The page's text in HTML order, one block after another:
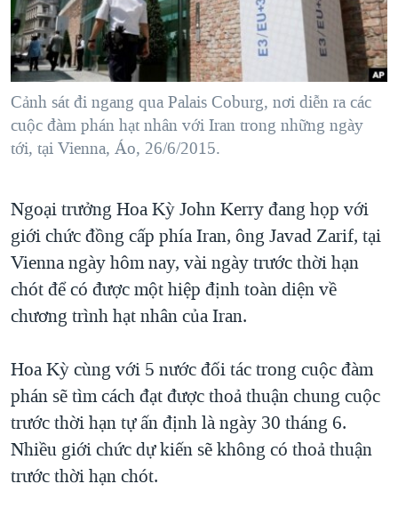
"Tìm"NGƯỜI VIỆT HẢI NGOẠI
ĐỜI SỐNG
KINH TẾ
SỨC KHOẺ
THỂ THAO
GIÁO DỤC
TẠI
HÀNH TRÌNH BẦU CỬ 2024
MỘT NĂM CHIẾN TRANH TẠI DẢI GAZA
GIẢI MÃ VÀNH ĐAI & CON ĐƯỜNG
NGÀY TỊ NẠN THẾ GIỚI
CHI PHÍ CHIẾN TRANH AFGHANISTAN
CÁC GIÁ TRỊ CỘNG HÒA Ở VIỆT NAM
THƯỢNG ĐỈNH TRUMP-KIM TẠI VIỆT NAM
TRỊNH VĨNH BÌNH VS. CHÍNH PHỦ VIỆT NAM
BÊN KIA QUỐC LỘ: TIẾNG VỌNG TỪ NÔNG THÔN MỸ
QUAN HỆ VIỆT MỸ
VIDEO
NGHE
MẠNG XÃ HỘI
Cảnh sát đi ngang qua Palais Coburg, nơi diễn ra các
cuộc đàm phán hạt nhân với Iran trong những ngày
tới, tại Vienna, Áo, 26/6/2015.
Ngoại trưởng Hoa Kỳ John Kerry đang họp với
giới chức đồng cấp phía Iran, ông Javad Zarif, tại
Vienna ngày hôm nay, vài ngày trước thời hạn
chót để có được một hiệp định toàn diện về
chương trình hạt nhân của Iran.
Hoa Kỳ cùng với 5 nước đối tác trong cuộc đàm
phán sẽ tìm cách đạt được thoả thuận chung cuộc
trước thời hạn tự ấn định là ngày 30 tháng 6.
Nhiều giới chức dự kiến sẽ không có thoả thuận
trước thời hạn chót.